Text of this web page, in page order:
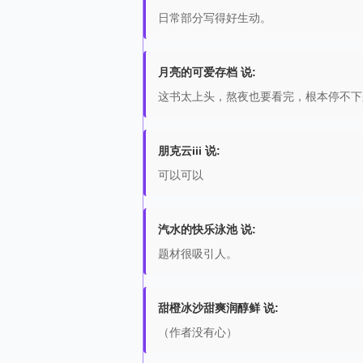
日常部分写得好生动。
月亮的可爱存档 说:
这书太上头，熬夜也要看完，根本停不
朋克云iii 说:
可以可以
汽水的快乐泳池 说:
题材很吸引人。
甜橙冰沙甜爽润醇鲜 说:
（作者没有心）